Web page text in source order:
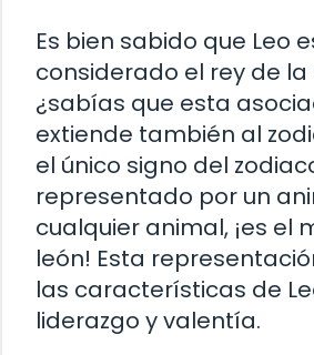
Es bien sabido que Leo
considerado el rey de la
¿sabías que esta
extiende también al
el único signo del
representado por un
cualquier animal, ¡es el
león! Esta
las características de
liderazgo y valentía.